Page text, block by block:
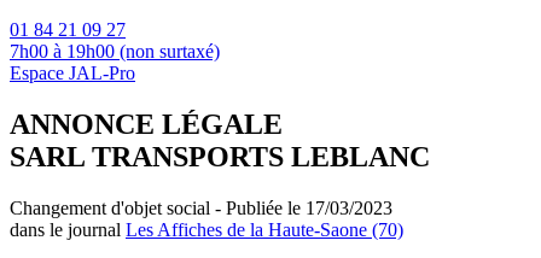
01 84 21 09 27
7h00 à 19h00 (non surtaxé)
Espace JAL-Pro
ANNONCE LÉGALE
SARL TRANSPORTS LEBLANC
Changement d'objet social - Publiée le 17/03/2023
dans le journal Les Affiches de la Haute-Saone (70)